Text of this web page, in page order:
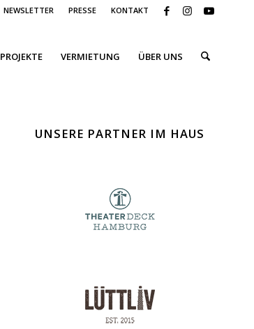
NEWSLETTER PRESSE KONTAKT
PROJEKTE VERMIETUNG ÜBER UNS
UNSERE PARTNER IM HAUS